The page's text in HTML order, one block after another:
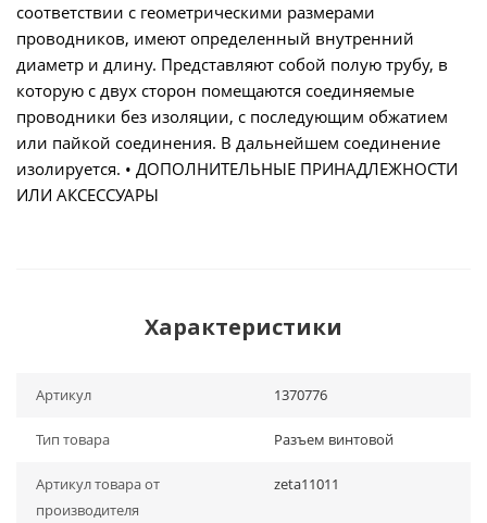
соответствии с геометрическими размерами
проводников, имеют определенный внутренний
диаметр и длину. Представляют собой полую трубу, в
которую с двух сторон помещаются соединяемые
проводники без изоляции, с последующим обжатием
или пайкой соединения. В дальнейшем соединение
изолируется. • ДОПОЛНИТЕЛЬНЫЕ ПРИНАДЛЕЖНОСТИ
ИЛИ АКСЕССУАРЫ
Характеристики
Артикул 1370776
Тип товара Разъем винтовой
Артикул товара от
производителя
zeta11011